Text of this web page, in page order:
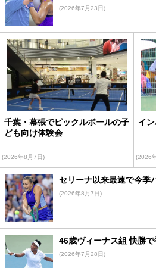
(2026年7月23日)
千葉・幕張でピックルボールの子
ども向け体験会
(2026年8月7日)
イ
(2026
セリーナ以来最速で今季
(2026年8月7日)
46歳ヴィーナス組 快勝
(2026年7月28日)